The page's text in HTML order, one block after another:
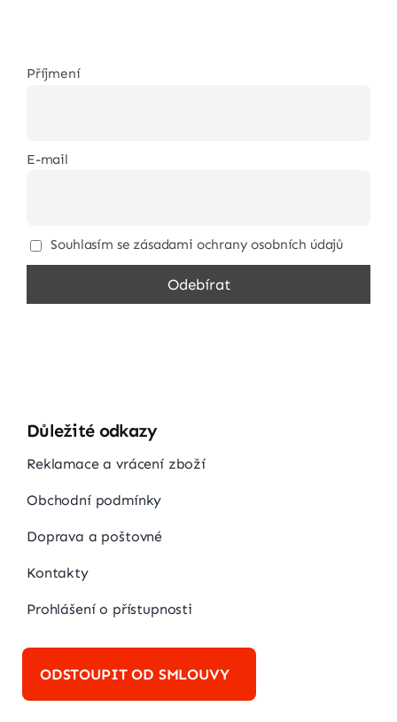
Příjmení
E-mail
Souhlasím se zásadami ochrany osobních údajů
Důležité odkazy
Reklamace a vrácení zboží
Obchodní podmínky
Doprava a poštovné
Kontakty
Prohlášení o přístupnosti
ODSTOUPIT OD SMLOUVY